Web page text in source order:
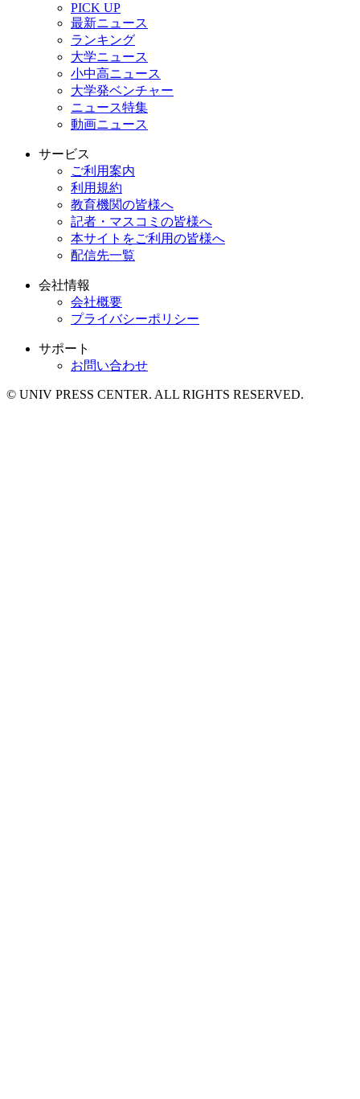
PICK UP
最新ニュース
ランキング
大学ニュース
小中高ニュース
大学発ベンチャー
ニュース特集
動画ニュース
サービス
ご利用案内
利用規約
教育機関の皆様へ
記者・マスコミの皆様へ
本サイトをご利用の皆様へ
配信先一覧
会社情報
会社概要
プライバシーポリシー
サポート
お問い合わせ
© UNIV PRESS CENTER. ALL RIGHTS RESERVED.